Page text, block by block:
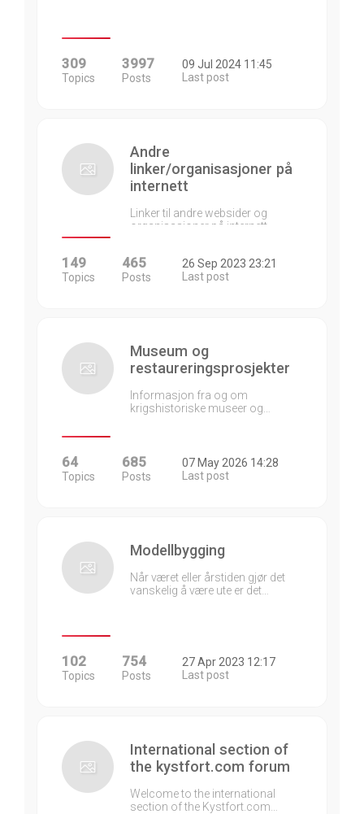
309
Topics
3997
Posts
09 Jul 2024 11:45
Last post
Andre
linker/organisasjoner på
internett
Linker til andre websider og
organisasjoner på internett…
149
Topics
465
Posts
26 Sep 2023 23:21
Last post
Museum og
restaureringsprosjekter
Informasjon fra og om
krigshistoriske museer og…
64
Topics
685
Posts
07 May 2026 14:28
Last post
Modellbygging
Når været eller årstiden gjør det
vanskelig å være ute er det…
102
Topics
754
Posts
27 Apr 2023 12:17
Last post
International section of
the kystfort.com forum
Welcome to the international
section of the Kystfort.com…